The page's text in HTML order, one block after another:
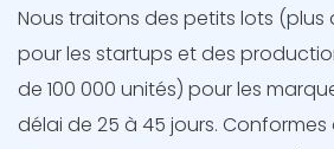
Nous traitons des petits lots (plus
pour les startups et des
de 100 000 unités) pour les
délai de 25 à 45 jours. Conformes